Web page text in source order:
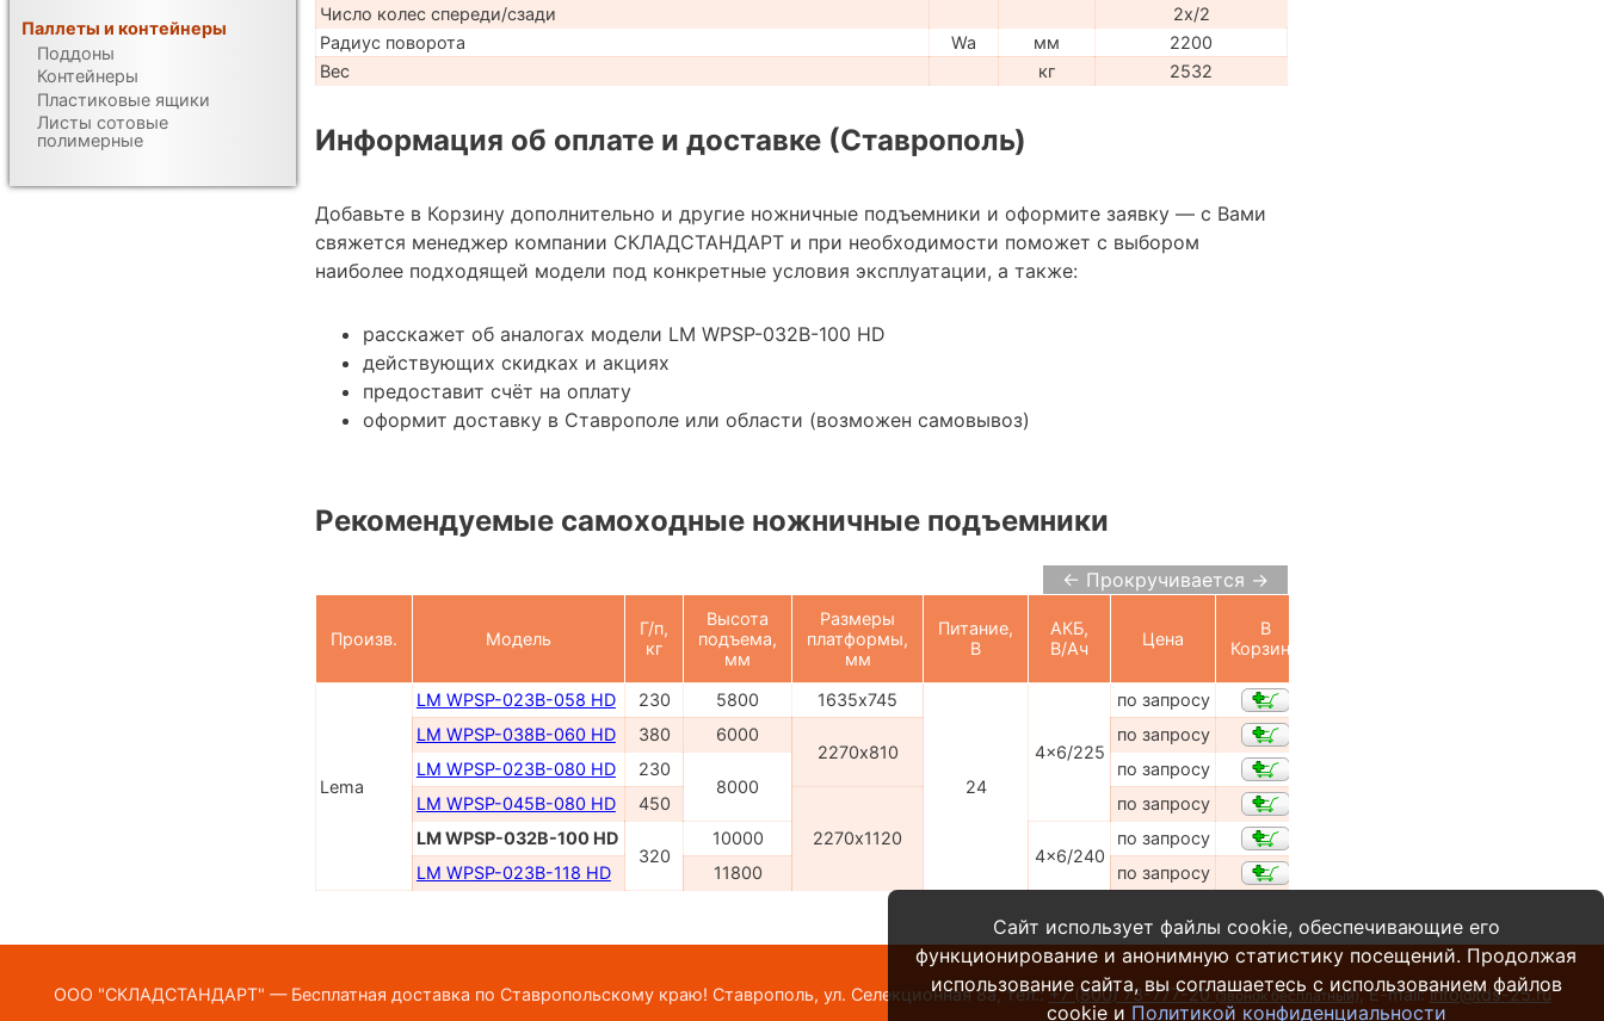
Число колес спереди/сзади
2x/2
Радиус поворота
Wa мм
2200
Вес
кг 2532
Информация об оплате и доставке (Ставрополь)
Добавьте в Корзину дополнительно и другие ножничные подъемники и оформите заявку — с Вами
свяжется менеджер компании СКЛАДСТАНДАРТ и при необходимости поможет с выбором
наиболее подходящей модели под конкретные условия эксплуатации, а также:
расскажет об аналогах модели LM WPSP-032B-100 HD
действующих скидках и акциях
предоставит счёт на оплату
оформит доставку в Ставрополе или области (возможен самовывоз)
Рекомендуемые самоходные ножничные подъемники
← Прокручивается →
Произв. Модель
Г/п,
кг
Высота
подъема,
мм
Размеры
платформы,
мм
Питание,
В
АКБ,
В/Ач
Цена
В
Корзину
Lema
LM WPSP-023B-058 HD 230 5800 1635х745
24
4x6/225
по запросу
LM WPSP-038B-060 HD
380
6000
2270х810
по запросу
LM WPSP-023B-080 HD
230
8000
по запросу
LM WPSP-045B-080 HD
450
2270х1120
по запросу
LM WPSP-032B-100 HD
320
10000
4x6/240
по запросу
LM WPSP-023B-118 HD
11800 по запросу
Паллеты и контейнеры
Поддоны
Контейнеры
Пластиковые ящики
Листы сотовые
полимерные
ООО "СКЛАДСТАНДАРТ" — Бесплатная доставка по Ставропольскому краю! Ставрополь, ул. Селекционная 8а,тел.:+7 (800) 73-777-20(звонок бесплатный),E-mail:info@tds-25.ru
Сайт использует файлы cookie, обеспечивающие его
функционирование и анонимную статистику посещений. Продолжая
использование сайта, вы соглашаетесь с использованием файлов
cookie и Политикой конфиденциальности